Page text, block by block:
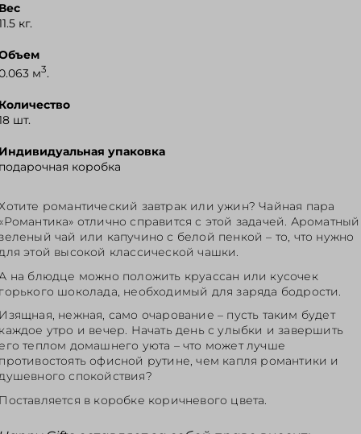
кг.
м3.
шт.
упаковка
коробка
романтический завтрак или ужин? Чайная пара
отлично справится с этой задачей. Ароматный
чай или капучино с белой пенкой – то, что нужно
этой высокой классической чашки.
на блюдце можно положить круассан или кусочек
шоколада, необходимый для заряда бодрости.
нежная, само очарование – пусть таким будет
утро и вечер. Начать день с улыбки и завершить
теплом домашнего уюта – что может лучше
офисной рутине, чем капля романтики и
спокойствия?
в коробке коричневого цвета.